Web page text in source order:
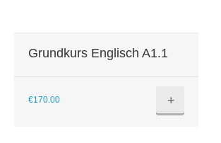
Grundkurs Englisch A1.1
€170.00 +